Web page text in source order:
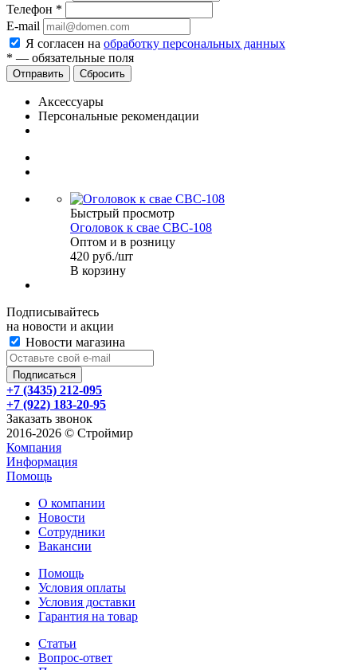
Телефон *
E-mail
Я согласен на обработку персональных данных
* — обязательные поля
Сбросить
Аксессуары
Персональные рекомендации
Быстрый просмотр
Оголовок к свае СВС-108
Оптом и в розницу
420 руб./шт
В корзину
Подписывайтесь
на новости и акции
Новости магазина
+7 (3435) 212-095
+7 (922) 183-20-95
Заказать звонок
2016-2026 © Строймир
Компания
Информация
Помощь
О компании
Новости
Сотрудники
Вакансии
Помощь
Условия оплаты
Условия доставки
Гарантия на товар
Статьи
Вопрос-ответ